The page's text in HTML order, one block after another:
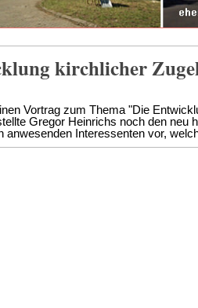
kirchlicher
Vortrag zum Thema "Die
Gregor Heinrichs noch den neu
anwesenden Interessenten vor,